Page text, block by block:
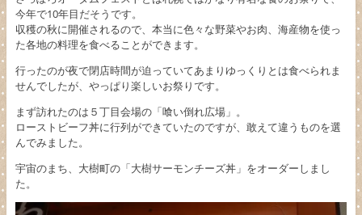
今年で10年目だそうです。
収穫の秋に開催されるので、本当に色々な野菜やお肉、海産物を使っ
た各地の料理を食べることができます。
行ったのが夜で閉店時間が迫っていてあまりゆっくりとは食べられま
せんでしたが、やっぱり楽しいお祭りです。
まず訪れたのは５丁目会場の「喰い倒れ広場」。
ローストビーフ丼に行列ができていたのですが、敢えて違うものを選
んでみました。
宇宙のまち、大樹町の「大樹サーモンチーズ丼」をオーダーしまし
た。